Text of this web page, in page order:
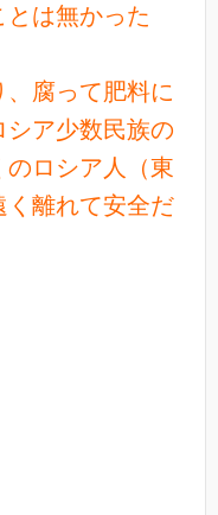
は無かった
腐って肥料に
ア少数民族の
ロシア人（東
く離れて安全だ